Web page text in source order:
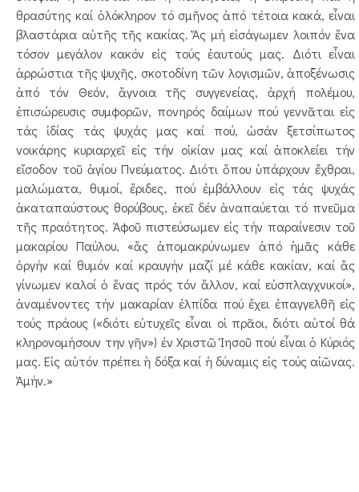
θρασύτης καί ὁλόκληρον τό σμῆνος ἀπό τέτοια κακά, εἶναι
βλαστάρια αὐτῆς τῆς κακίας. Ἄς μή εἰσάγωμεν λοιπόν ἕνα
τόσον μεγάλον κακόν εἰς τούς ἑαυτούς μας. Διότι εἶναι
ἀρρώστια τῆς ψυχῆς, σκοτοδίνη τῶν λογισμῶν, ἀποξένωσις
ἀπό τόν Θεόν, ἄγνοια τῆς συγγενείας, ἀρχή πολέμου,
ἐπισώρευσις συμφορῶν, πονηρός δαίμων πού γεννᾶται εἰς
τάς ἰδίας τάς ψυχάς μας καί πού, ὡσάν ξετσίπωτος
νοικάρης κυριαρχεῖ εἰς τήν οἰκίαν μας καί ἀποκλείει τήν
εἴσοδον τοῦ ἁγίου Πνεύματος. Διότι ὅπου ὑπάρχουν ἔχθραι,
μαλώματα, θυμοί, ἔριδες, πού ἐμβάλλουν εἰς τάς ψυχάς
ἀκαταπαύστους θορύβους, ἐκεῖ δέν ἀναπαύεται τό πνεῦμα
τῆς πραότητος. Ἀφοῦ πιστεύσωμεν εἰς τήν παραίνεσιν τοῦ
μακαρίου Παύλου, «ἄς ἀπομακρύνωμεν ἀπό ἡμᾶς κάθε
ὀργήν καί θυμόν καί κραυγήν μαζί μέ κάθε κακίαν, καί ἄς
γίνωμεν καλοί ὁ ἕνας πρός τόν ἄλλον, καί εὐσπλαγχνικοί»,
ἀναμένοντες τήν μακαρίαν ἐλπίδα πού ἔχει ἐπαγγελθῆ εἰς
τούς πράους («διότι εὐτυχεῖς εἶναι οἱ πρᾶοι, διότι αὐτοί θά
κληρονομήσουν την γῆν») ἐν Χριστῶ Ἰησοῦ πού εἶναι ὁ Κύριός
μας. Εἰς αὐτόν πρέπει ἡ δόξα καί ἡ δύναμις εἰς τούς αἰῶνας.
Ἀμήν.»